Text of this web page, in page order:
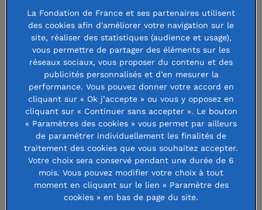
« École sans murs » : une
école virtuelle pour les
jeunes Haïtiens déplacés
par la violence
Né en Haïti, dans un contexte marqué par de
La Fondation de France et ses partenaires utilisent
des cookies afin d'améliorer votre navigation sur le
site, réaliser des statistiques (audience et usage),
vous permettre de partager des éléments sur les
réseaux sociaux, vous proposer du contenu et des
publicités personnalisés et d’en mesurer la
performance. Vous pouvez donner votre accord en
cliquant sur « Ok j’accepte » ou vous y opposez en
cliquant sur « Continuer sans accepter ». Le bouton
« Paramètres des cookies » vous permet par ailleurs
de paramétrer individuellement les finalités de
traitement des cookies que vous souhaitez accepter.
Votre choix sera conservé pendant une durée de 6
mois. Vous pouvez modifier votre choix à tout
moment en cliquant sur le lien « Paramètre des
cookies » en bas de page du site.